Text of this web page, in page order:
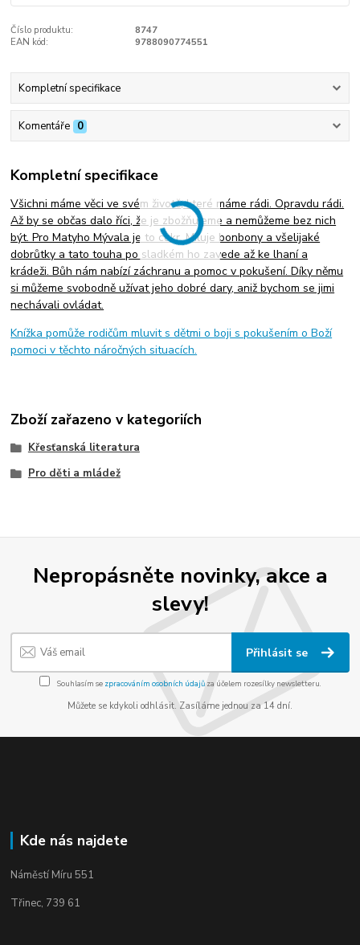
Číslo produktu:
8747
EAN kód:
9788090774551
Kompletní specifikace
Komentáře 0
Kompletní specifikace
Všichni máme věci ve svém životě, které máme rádi. Opravdu rádi.
Až by se občas dalo říci, že je zbožňujeme a nemůžeme bez nich
být. Pro Matyho Mývala je to cukr. Miluje bonbony a všelijaké
dobrůtky a tato touha po sladkém ho zavede až ke lhaní a
krádeži. Bůh nám nabízí záchranu a pomoc v pokušení. Díky němu
si můžeme svobodně užívat jeho dobré dary, aniž bychom se jimi
nechávali ovládat.
Knížka pomůže rodičům mluvit s dětmi o boji s pokušením o Boží
pomoci v těchto náročných situacích.
Zboží zařazeno v kategoriích
Křesťanská literatura
Pro děti a mládež
Nepropásněte novinky, akce a
slevy!
Přihlásit se
Souhlasím se zpracováním osobních údajůza účelem rozesílky newsletteru.
Můžete se kdykoli odhlásit. Zasíláme jednou za 14 dní.
Kde nás najdete
Náměstí Míru 551
Třinec, 739 61